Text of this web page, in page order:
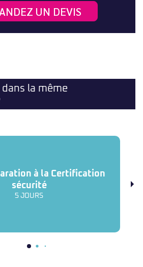
UN DEVIS
la même
à la Certification
sécurité
5 JOURS